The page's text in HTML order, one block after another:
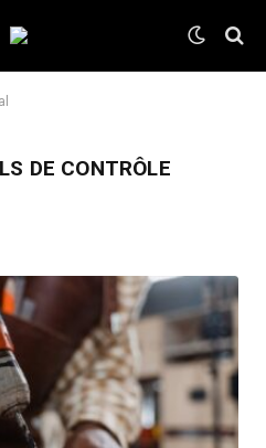
DE CONTRÔLE